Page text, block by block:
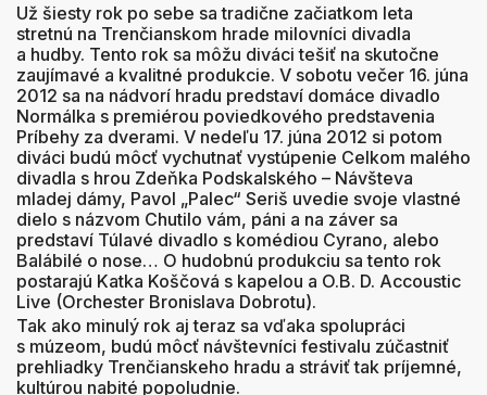
Už šiesty rok po sebe sa tradične začiatkom leta
stretnú na Trenčianskom hrade milovníci divadla
a hudby. Tento rok sa môžu diváci tešiť na skutočne
zaujímavé a kvalitné produkcie. V sobotu večer 16. júna
2012 sa na nádvorí hradu predstaví domáce divadlo
Normálka s premiérou poviedkového predstavenia
Príbehy za dverami. V nedeľu 17. júna 2012 si potom
diváci budú môcť vychutnať vystúpenie Celkom malého
divadla s hrou Zdeňka Podskalského – Návšteva
mladej dámy, Pavol „Palec“ Seriš uvedie svoje vlastné
dielo s názvom Chutilo vám, páni a na záver sa
predstaví Túlavé divadlo s komédiou Cyrano, alebo
Balábilé o nose… O hudobnú produkciu sa tento rok
postarajú Katka Koščová s kapelou a O.B. D. Accoustic
Live (Orchester Bronislava Dobrotu).
Tak ako minulý rok aj teraz sa vďaka spolupráci
s múzeom, budú môcť návštevníci festivalu zúčastniť
prehliadky Trenčianskeho hradu a stráviť tak príjemné,
kultúrou nabité popoludnie.